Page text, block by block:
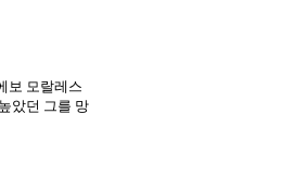
보 모랄레스
았던 그를 망